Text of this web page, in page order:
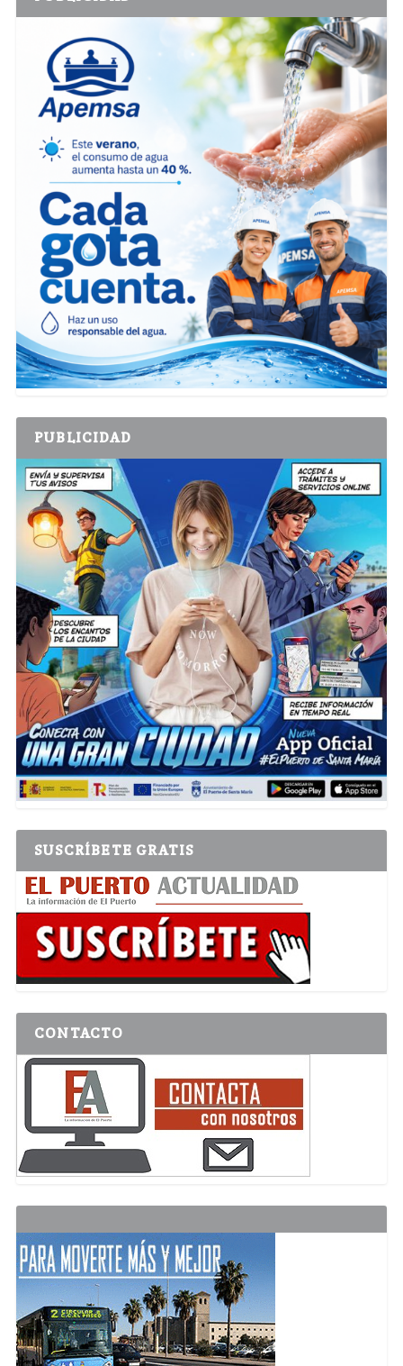
PUBLICIDAD
SUSCRÍBETE GRATIS
CONTACTO